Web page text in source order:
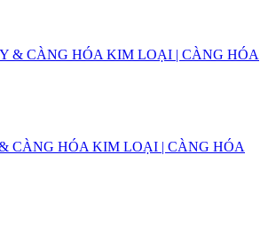
CÀNG HÓA KIM LOẠI | CÀNG HÓA